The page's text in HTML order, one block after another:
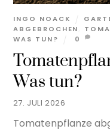
27. JULI 2026
Was tun?
INGO NOACK
ABGEBROCHEN
WAS TUN?
0
Tomatenpflanze